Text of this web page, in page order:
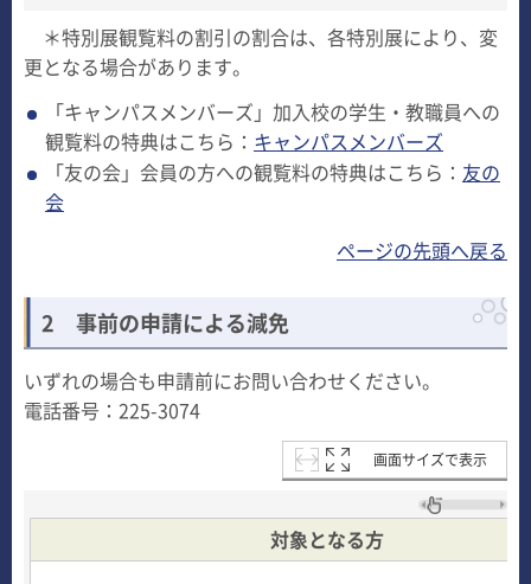
＊特別展観覧料の割引の割合は、各特別展により、変
更となる場合があります。
「キャンパスメンバーズ」加入校の学生・教職員への
観覧料の特典はこちら： キャンパスメンバーズ
「友の会」会員の方への観覧料の特典はこちら： 友の
会
ページの先頭へ戻る
2 事前の申請による減免
いずれの場合も申請前にお問い合わせください。
電話番号：225-3074
画面サイズで表示
対象となる方